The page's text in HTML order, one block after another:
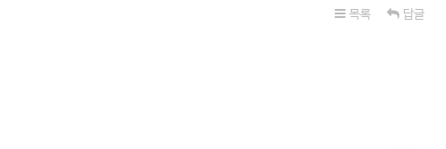
목록 답글